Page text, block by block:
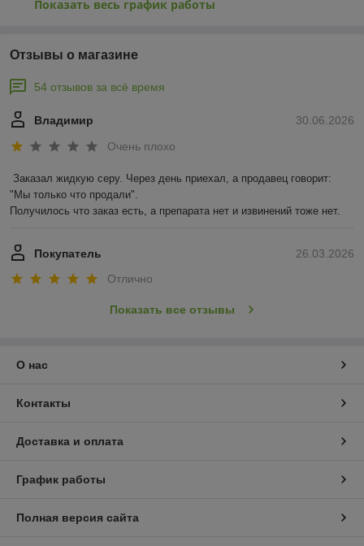
Показать весь график работы
Отзывы о магазине
54 отзывов за всё время
30.06.2026
Владимир
Очень плохо
Заказал жидкую серу. Через день приехал, а продавец говорит:
"Мы только что продали".
Получилось что заказ есть, а препарата нет и извинений тоже нет.
26.03.2026
Покупатель
Отлично
Показать все отзывы
О нас
Контакты
Доставка и оплата
График работы
Полная версия сайта